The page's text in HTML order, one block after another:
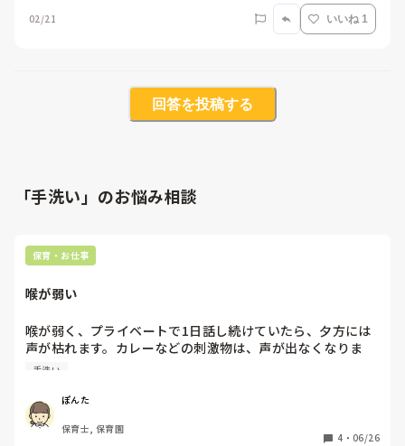
02/21 いいね 1
回答を投稿する
「手洗い」のお悩み相談
保育・お仕事
喉が弱い
喉が弱く、プライベートで1日話し続けていたら、夕方には
声が枯れます。カレーなどの刺激物は、声が出なくなりま
す。
い。
トラネキサム酸をよく処方されますが、他にも何かあれば知
りたいです。
手洗い
ぽんた
保育士, 保育園
4 ・ 06/26